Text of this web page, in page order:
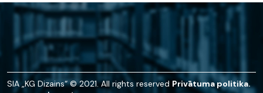
SIA „KG Dizains“ © 2021. All rights reserved Privātuma politika.